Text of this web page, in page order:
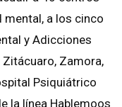
a los cinco
y Adicciones
Zamora,
Psiquiátrico
la línea Hablemoos